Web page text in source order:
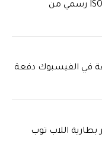
تحميل ويندوز 11 آخر إصدار ISO رسمي من
في الفيسبوك دفعة
اللاب توب